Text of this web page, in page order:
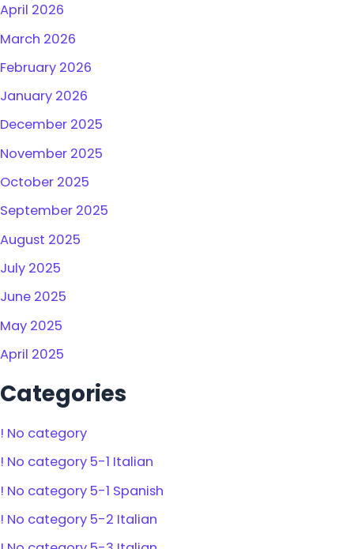
April 2026
March 2026
February 2026
January 2026
December 2025
November 2025
October 2025
September 2025
August 2025
July 2025
June 2025
May 2025
April 2025
Categories
! No category
! No category 5-1 Italian
! No category 5-1 Spanish
! No category 5-2 Italian